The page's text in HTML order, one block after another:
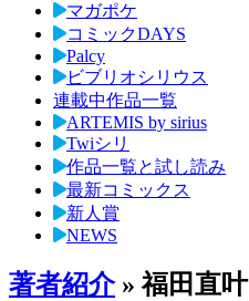
マガポケ
コミックDAYS
Palcy
ビブリオシリウス
連載中作品一覧
ARTEMIS by sirius
Twiシリ
作品一覧と試し読み
最新コミックス
新人賞
NEWS
著者紹介» 福田直叶